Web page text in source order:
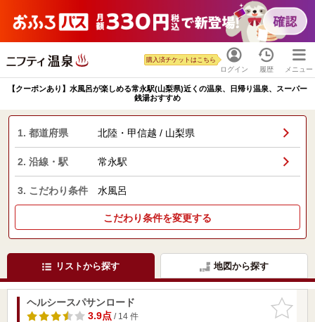
ログイン
購入済チケットはこちら
履歴 メニュー
【クーポンあり】水風呂が楽しめる常永駅(山梨県)近くの温泉、日帰り温泉、スーパー
銭湯おすすめ
1. 都道府県 北陸・甲信越 / 山梨県
2. 沿線・駅 常永駅
3. こだわり条件 水風呂
こだわり条件を変更する
リストから探す 地図から探す
お気に入
りに追加
ヘルシースパサンロード
3.9点/ 14 件